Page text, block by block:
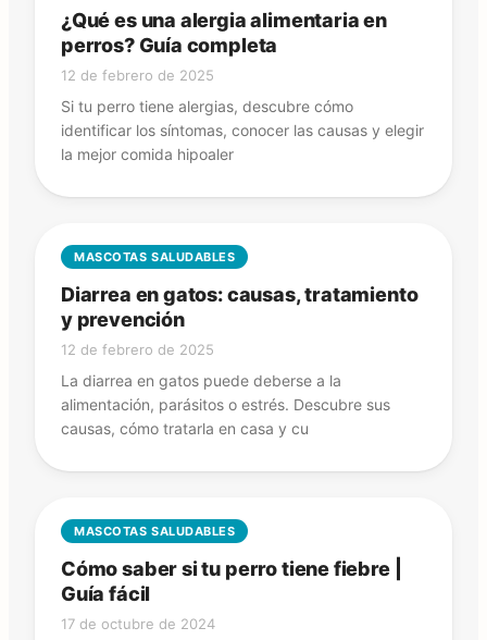
¿Qué es una alergia alimentaria en
perros? Guía completa
12 de febrero de 2025
Si tu perro tiene alergias, descubre cómo
identificar los síntomas, conocer las causas y elegir
la mejor comida hipoaler
MASCOTAS SALUDABLES
Diarrea en gatos: causas, tratamiento
y prevención
12 de febrero de 2025
La diarrea en gatos puede deberse a la
alimentación, parásitos o estrés. Descubre sus
causas, cómo tratarla en casa y cu
MASCOTAS SALUDABLES
Cómo saber si tu perro tiene fiebre |
Guía fácil
17 de octubre de 2024